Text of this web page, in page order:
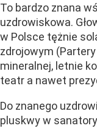
To bardzo znana
uzdrowiskowa.
w Polsce tężnie
zdrojowym
mineralnej, letnie
teatr a nawet
Do znanego
pluskwy w